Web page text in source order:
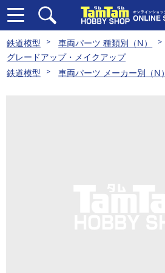
鉄道模型
車両パーツ 種類別（N）
グレードアップ・メイクアップ
鉄道模型
車両パーツ メーカー別（N）